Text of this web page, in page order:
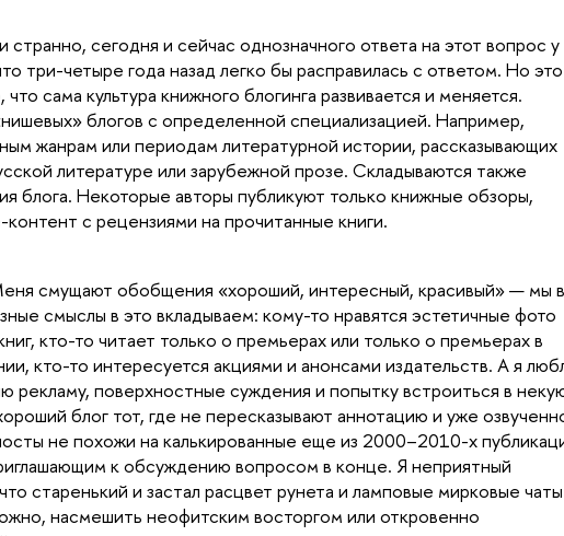
странно, сегодня и сейчас однозначного ответа на этот вопрос у
три-четыре года назад легко бы расправилась с ответом. Но
сама культура книжного блогинга развивается и меняется.
блогов с определенной специализацией. Например,
жанрам или периодам литературной истории, рассказывающих
литературе или зарубежной прозе. Складываются также
блога. Некоторые авторы публикуют только книжные обзоры,
с рецензиями на прочитанные книги.
смущают обобщения «хороший, интересный, красивый» — мы в
смыслы в это вкладываем: кому-то нравятся эстетичные фото
кто-то читает только о премьерах или только о премьерах в
кто-то интересуется акциями и анонсами издательств. А я
рекламу, поверхностные суждения и попытку встроиться в
блог тот, где не пересказывают аннотацию и уже
не похожи на калькированные еще из 2000–2010-х
к обсуждению вопросом в конце. Я неприятный
старенький и застал расцвет рунета и ламповые мирковые
насмешить неофитским восторгом или откровенно